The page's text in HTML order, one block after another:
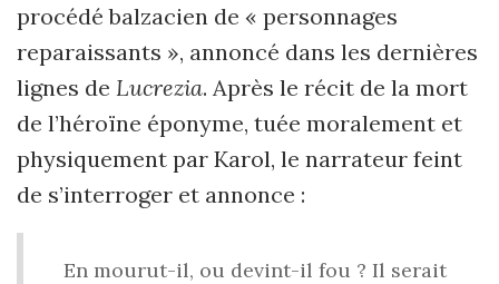
procédé balzacien de « personnages
reparaissants », annoncé dans les dernières
lignes de Lucrezia. Après le récit de la mort
de l’héroïne éponyme, tuée moralement et
physiquement par Karol, le narrateur feint
de s’interroger et annonce :
En mourut-il, ou devint-il fou ? Il serait